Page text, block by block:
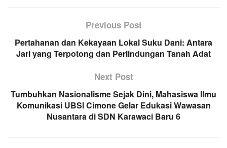
Previous Post
Pertahanan dan Kekayaan Lokal Suku Dani: Antara
Jari yang Terpotong dan Perlindungan Tanah Adat
Next Post
Tumbuhkan Nasionalisme Sejak Dini, Mahasiswa Ilmu
Komunikasi UBSI Cimone Gelar Edukasi Wawasan
Nusantara di SDN Karawaci Baru 6